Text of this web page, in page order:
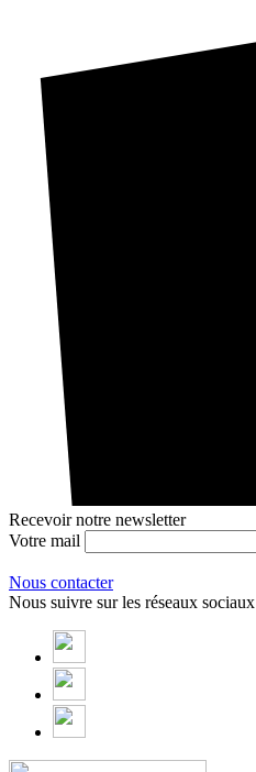
Recevoir notre newsletter
Votre mail
Nous contacter
Nous suivre sur les réseaux sociaux